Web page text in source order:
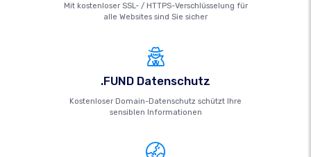
Mit kostenloser SSL- / HTTPS-Verschlüsselung für
alle Websites sind Sie sicher
.FUND Datenschutz
Kostenloser Domain-Datenschutz schützt Ihre
sensiblen Informationen